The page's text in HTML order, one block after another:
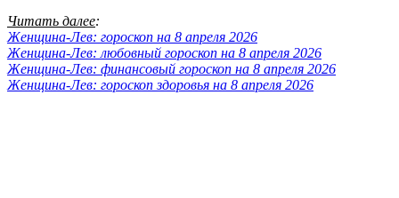
Читать далее:
Женщина-Лев: гороскоп на 8 апреля 2026
Женщина-Лев: любовный гороскоп на 8 апреля 2026
Женщина-Лев: финансовый гороскоп на 8 апреля 2026
Женщина-Лев: гороскоп здоровья на 8 апреля 2026